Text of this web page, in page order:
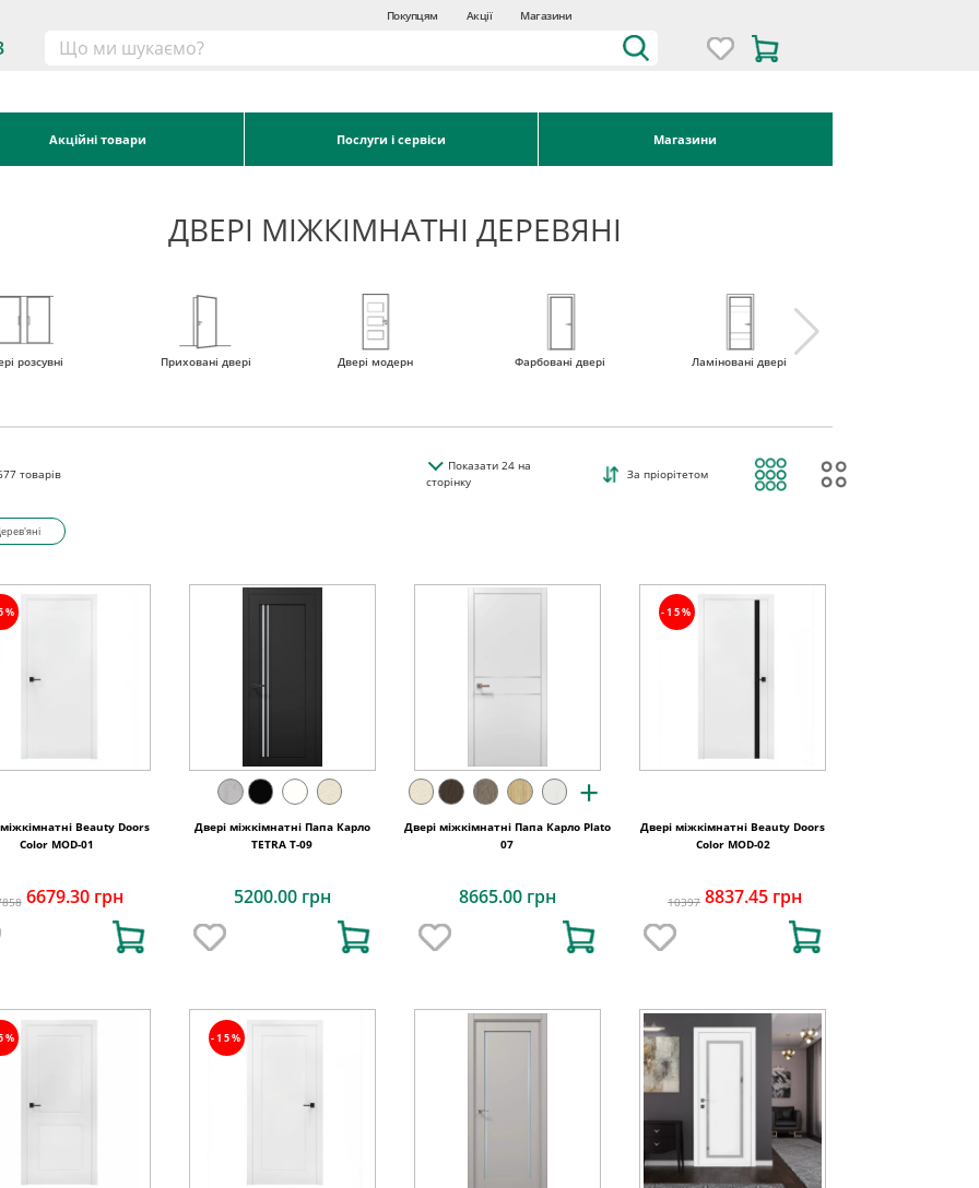
Покупцям Акції Магазини
Акційні товари Послуги і сервіси Магазини
ДВЕРІ МІЖКІМНАТНІ ДЕРЕВЯНІ
розсувні Приховані двері Двері модерн Фарбовані двері Ламіновані двері
товарів
Показати24на
сторінку
За пріорітетом
Beauty Doors
Color MOD-01
6679.30 грн
Двері міжкімнатні Папа Карло
TETRA T-09
5200.00 грн
+
Двері міжкімнатні Папа Карло Plato
07
8665.00 грн
-15%
Двері міжкімнатні Beauty Doors
Color MOD-02
10397 8837.45 грн
-15%